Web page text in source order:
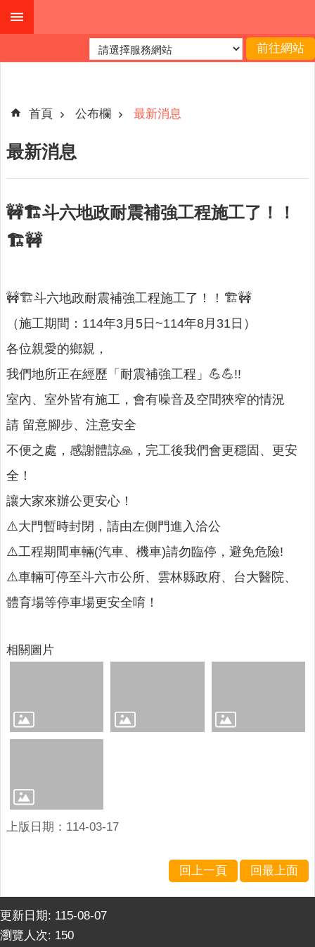
跳到主要內容區塊
階
公
布
關
於
查
詢
系
統
便
民
服
務
資
訊
開
民
意
流
相
結
園
地
導
相
關
首頁 公布欄 最新消息
最新消息
🚧🏗️斗六地政耐震補強工程施工了！！
🏗️🚧
🚧🏗️斗六地政耐震補強工程施工了！！🏗️🚧
（施工期間：114年3月5日~114年8月31日）
各位親愛的鄉親，
我們地所正在經歷「耐震補強工程」💪💪!!
室內、室外皆有施工，會有噪音及空間狹窄的情況
請 留意腳步、注意安全
不便之處，感謝體諒🙏，完工後我們會更穩固、更安
全！
讓大家來辦公更安心！
⚠️大門暫時封閉，請由左側門進入洽公
⚠️工程期間車輛(汽車、機車)請勿臨停，避免危險!
⚠️車輛可停至斗六市公所、雲林縣政府、台大醫院、
體育場等停車場更安全唷！
相關圖片
上版日期：114-03-17
回上一頁 回最上面
更新日期: 115-08-07
瀏覽人次: 150